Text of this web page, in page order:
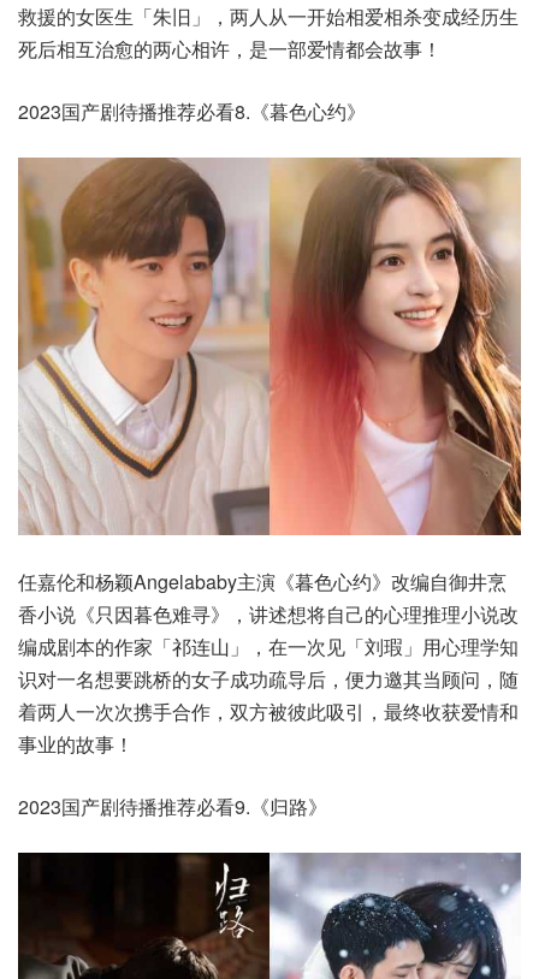
救援的女医生「朱旧」，两人从一开始相爱相杀变成经历生
死后相互治愈的两心相许，是一部爱情都会故事！
2023国产剧待播推荐必看8.《暮色心约》
任嘉伦和杨颖Angelababy主演《暮色心约》改编自御井烹
香小说《只因暮色难寻》，讲述想将自己的心理推理小说改
编成剧本的作家「祁连山」，在一次见「刘瑕」用心理学知
识对一名想要跳桥的女子成功疏导后，便力邀其当顾问，随
着两人一次次携手合作，双方被彼此吸引，最终收获爱情和
事业的故事！
2023国产剧待播推荐必看9.《归路》